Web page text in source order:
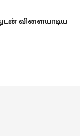
விளையாடிய